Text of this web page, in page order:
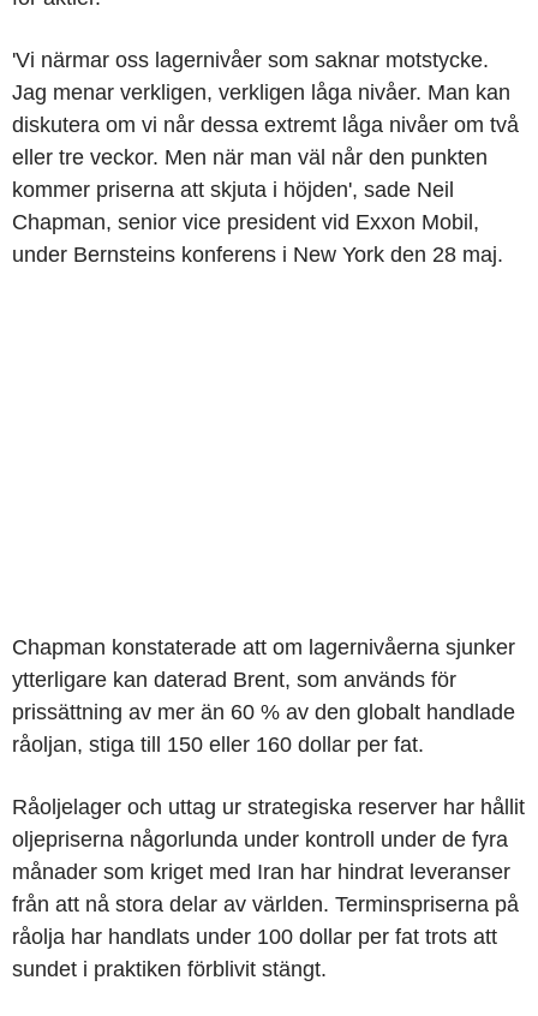
'Vi närmar oss lagernivåer som saknar motstycke.
Jag menar verkligen, verkligen låga nivåer. Man kan
diskutera om vi når dessa extremt låga nivåer om två
eller tre veckor. Men när man väl når den punkten
kommer priserna att skjuta i höjden', sade Neil
Chapman, senior vice president vid Exxon Mobil,
under Bernsteins konferens i New York den 28 maj.
Chapman konstaterade att om lagernivåerna sjunker
ytterligare kan daterad Brent, som används för
prissättning av mer än 60 % av den globalt handlade
råoljan, stiga till 150 eller 160 dollar per fat.
Råoljelager och uttag ur strategiska reserver har hållit
oljepriserna någorlunda under kontroll under de fyra
månader som kriget med Iran har hindrat leveranser
från att nå stora delar av världen. Terminspriserna på
råolja har handlats under 100 dollar per fat trots att
sundet i praktiken förblivit stängt.